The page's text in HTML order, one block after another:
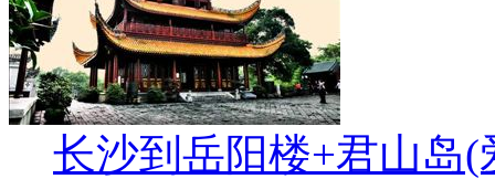
长沙到岳阳楼+君山岛